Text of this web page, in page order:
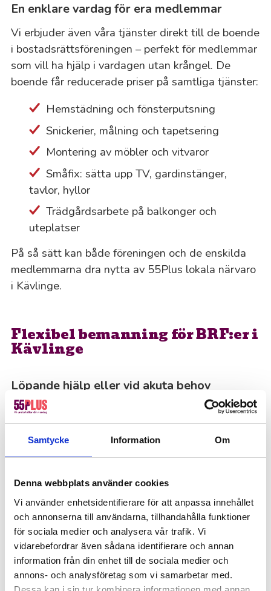
Samtycke Information Om
Denna webbplats använder cookies
Vi använder enhetsidentifierare för att anpassa innehållet
och annonserna till användarna, tillhandahålla funktioner
för sociala medier och analysera vår trafik. Vi
vidarebefordrar även sådana identifierare och annan
information från din enhet till de sociala medier och
annons- och analysföretag som vi samarbetar med.
En enklare vardag för era medlemmar
Vi erbjuder även våra tjänster direkt till de boende
i bostadsrättsföreningen – perfekt för medlemmar
som vill ha hjälp i vardagen utan krångel. De
boende får reducerade priser på samtliga tjänster:
Hemstädning och fönsterputsning
Snickerier, målning och tapetsering
Montering av möbler och vitvaror
Småfix: sätta upp TV, gardinstänger,
tavlor, hyllor
Trädgårdsarbete på balkonger och
uteplatser
På så sätt kan både föreningen och de enskilda
medlemmarna dra nytta av 55Plus lokala närvaro
i Kävlinge.
Flexibel bemanning för BRF:er i
Kävlinge
Löpande hjälp eller vid akuta behov
Behovet av extra resurser kan variera över tid.
Kanske behöver ni hjälp löpande med
fastighetsskötsel och trappstädning, eller så
dyker det upp akuta behov när ordinarie personal
flexibel bemanning som anpassas helt efter er
förenings situation.
Vi hjälper er med:
Löpande bemanning för fastighetsskötsel
och vaktmästeri